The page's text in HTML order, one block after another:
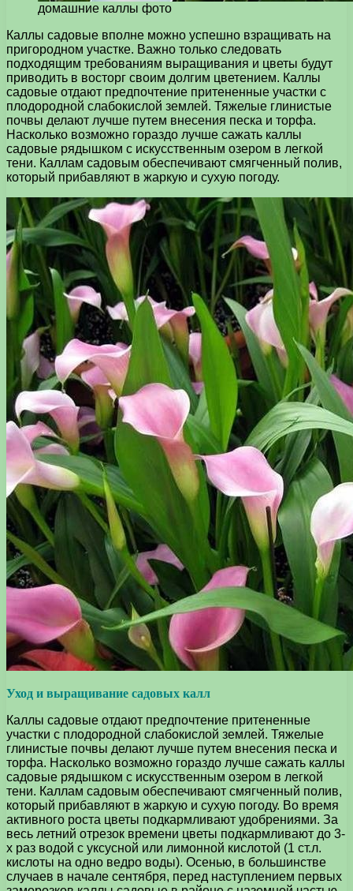
домашние каллы фото
Каллы садовые вполне можно успешно взращивать на
пригородном участке. Важно только следовать
подходящим требованиям выращивания и цветы будут
приводить в восторг своим долгим цветением. Каллы
садовые отдают предпочтение притененные участки с
плодородной слабокислой землей. Тяжелые глинистые
почвы делают лучше путем внесения песка и торфа.
Насколько возможно гораздо лучше сажать каллы
садовые рядышком с искусственным озером в легкой
тени. Каллам садовым обеспечивают смягченный полив,
который прибавляют в жаркую и сухую погоду.
Уход и выращивание садовых калл
Каллы садовые отдают предпочтение притененные
участки с плодородной слабокислой землей. Тяжелые
глинистые почвы делают лучше путем внесения песка и
торфа. Насколько возможно гораздо лучше сажать каллы
садовые рядышком с искусственным озером в легкой
тени. Каллам садовым обеспечивают смягченный полив,
который прибавляют в жаркую и сухую погоду. Во время
активного роста цветы подкармливают удобрениями. За
весь летний отрезок времени цветы подкармливают до 3-
х раз водой с уксусной или лимонной кислотой (1 ст.л.
кислоты на одно ведро воды). Осенью, в большинстве
случаев в начале сентября, перед наступлением первых